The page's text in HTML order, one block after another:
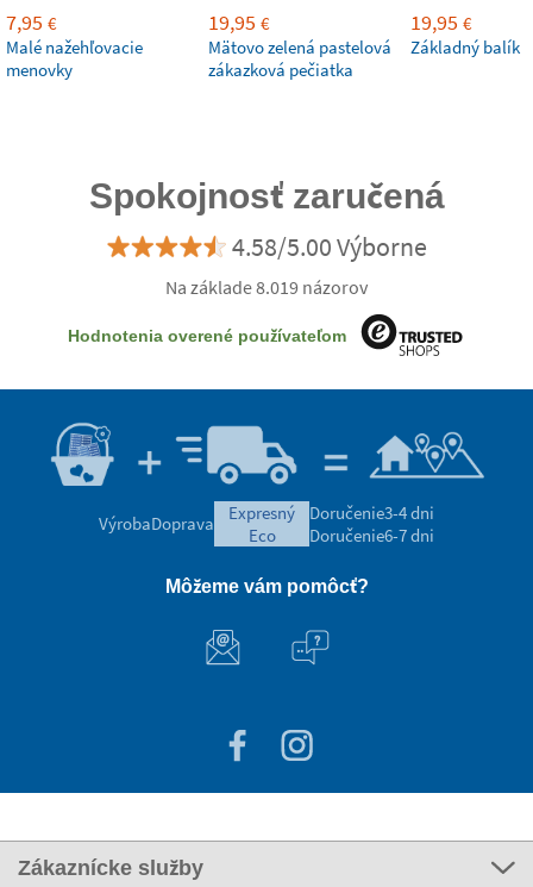
7,95 €
Malé nažehľovacie
menovky
19,95 €
Mätovo zelená pastelová
zákazková pečiatka
19,95 €
Základný balík
Spokojnosť zaručená
4.58/5.00 Výborne
Na základe 8.019 názorov
Hodnotenia overené používateľom
VýrobaDoprava
expresný
eco
Doručenie3-4 dni
Doručenie6-7 dni
Môžeme vám pomôcť?
Zákaznícke služby